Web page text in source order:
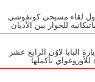
لقاء مسيحي كونفوشي
للحوار بين الأديان
البابا لاوُن الرابع عشر
بأكملها